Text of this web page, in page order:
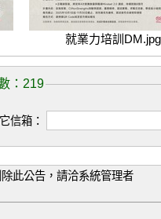
就業力培訓DM.jpg
：219
信箱：
此公告，請洽系統管理者